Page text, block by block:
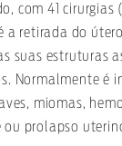
com 41 cirurgias
a retirada do
suas estruturas
Normalmente é
miomas,
ou prolapso